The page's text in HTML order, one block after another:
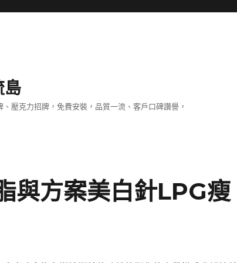
島
壓克力招牌，免費安裝，品質一流、客戶口碑讚譽，
與方案美白針LPG瘦